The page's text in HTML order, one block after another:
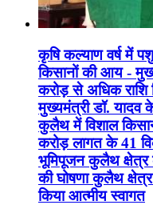
कृषि कल्याण वर्ष में
किसानों की आय -
करोड़ से अधिक राशि
मुख्यमंत्री डॉ. यादव
कुलैथ में विशाल
करोड़ लागत के 41
भूमिपूजन कुलैथ क्षेत्र
की घोषणा कुलैथ
किया आत्मीय स्वागत